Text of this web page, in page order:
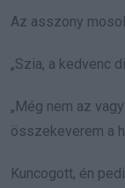
Az asszony
„Szia, a kedvenc
„Még nem az
összekeverem a
Kuncogott, én